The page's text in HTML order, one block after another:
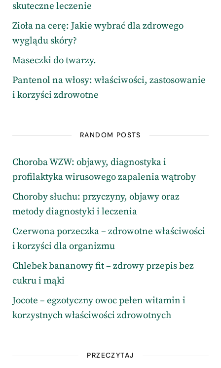
skuteczne leczenie
Zioła na cerę: Jakie wybrać dla zdrowego
wyglądu skóry?
Maseczki do twarzy.
Pantenol na włosy: właściwości, zastosowanie
i korzyści zdrowotne
RANDOM POSTS
Choroba WZW: objawy, diagnostyka i
profilaktyka wirusowego zapalenia wątroby
Choroby słuchu: przyczyny, objawy oraz
metody diagnostyki i leczenia
Czerwona porzeczka – zdrowotne właściwości
i korzyści dla organizmu
Chlebek bananowy fit – zdrowy przepis bez
cukru i mąki
Jocote – egzotyczny owoc pełen witamin i
korzystnych właściwości zdrowotnych
PRZECZYTAJ